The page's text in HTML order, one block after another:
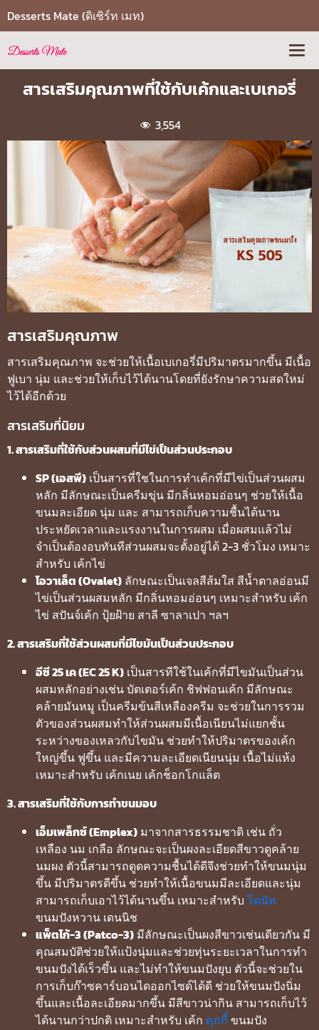
Desserts Mate (ดิเซิร์ท เมท)
สารเสริมคุณภาพที่ใช้กับเค้กและเบเกอรี่
3,554
สารเสริมคุณภาพ
สารเสริมคุณภาพ จะช่วยให้เนื้อเบเกอรี่มีปริมาตรมากขึ้น มีเนื้อ
ฟูเบา นุ่ม และช่วยให้เก็บไว้ได้นานโดยที่ยังรักษาความสดใหม่
ไว้ได้อีกด้วย
สารเสริมที่นิยม
1. สารเสริมที่ใช้กับส่วนผสมที่มีไข่เป็นส่วนประกอบ
SP (เอสพี) เป็นสารที่ใชในการทำเค้กที่มีไข่เป็นส่วนผสม
หลัก มีลักษณะเป็นครีมขุ่น มีกลิ่นหอมอ่อนๆ ช่วยให้เนื้อ
ขนมละเอียด นุ่ม และ สามารถเก็บความชื้นได้นาน
ประหยัดเวลาและแรงงานในการผสม เมื่อผสมแล้วไม่
จำเป็นต้องอบทันทีส่วนผสมจะตั้งอยู่ได้ 2-3 ชั่วโมง เหมาะ
สำหรับ เค้กไข่
โอวาเล็ต (Ovalet) ลักษณะเป็นเจลสีส้มใส สีน้ำตาลอ่อนมี
ไข่เป็นส่วนผสมหลัก มีกลิ่นหอมอ่อนๆ เหมาะสำหรับ เค้ก
ไข่ สปันจ์เค้ก ปุ้ยฝ้าย สาลี ซาลาเปา ฯลฯ
2. สารเสริมที่ใช้ส่วนผสมที่มีไขมันเป็นส่วนประกอบ
อีซี 25 เค (EC 25 K) เป็นสารทีใช้ในเค้กที่มีไขมันเป็นส่วน
ผสมหลักอย่างเช่น บัตเตอร์เค้ก ชิฟฟอนเค้ก มีลักษณะ
คล้ายมันหมู เป็นครีมข้นสีเหลืองครีม จะช่วยในการรวม
ตัวของส่วนผสมทำให้ส่วนผสมมีเนื้อเนียนไม่แยกชั้น
ระหว่างของเหลวกับไขมัน ช่วยทำให้ปริมาตรของเค้ก
ใหญ่ขึ้น ฟูขึ้น และมีความละเอียดเนียนนุ่ม เนื้อไม่แห้ง
เหมาะสำหรับ เค้กเนย เค้กช็อกโกแล็ต
3. สารเสริมที่ใช้กับการทำขนมอบ
เอ็มเพล็กซ์ (Emplex) มาจากสารธรรมชาติ เช่น ถั่ว
เหลือง นม เกลือ ลักษณะจะเป็นผงละเอียดสีขาวดูคล้าย
นมผง ตัวนี้สามารถดูดความชื้นได้ดีจึงช่วยทำให้ขนมนุ่ม
ขึ้น มีปริมาตรดีขึ้น ช่วยทำให้เนื้อขนมมีละเอียดและนุ่ม
สามารถเก็บเอาไว้ได้นานขึ้น เหมาะสำหรับ โดนัท
ขนมปังหวาน เดนนิช
แพ็ตโก้-3 (Patco-3) มีลักษณะเป็นผงสีขาวเช่นเดียวกัน มี
คุณสมบัติช่วยให้แป้งนุ่มและช่วยทุ่นระยะเวลาในการทำ
ขนมปังได้เร็วขึ้น และไม่ทำให้ขนมปังยุบ ตัวนี้จะช่วยใน
การเก็บก๊าซคาร์บอนไดออกไซด์ได้ดี ช่วยให้ขนมปังนิ่ม
ขึ้นและเนื้อละเอียดมากขึ้น มีสีขาวน่ากิน สามารถเก็บไว้
ได้นานกว่าปกติ เหมาะสำหรับ เค้ก คุกกี้ ขนมปัง